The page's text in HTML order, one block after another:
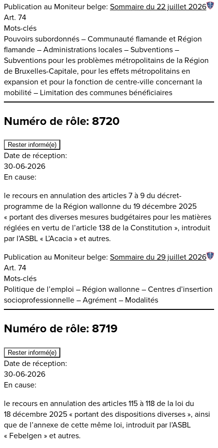
Publication au Moniteur belge: Sommaire du 22 juillet 2026
Art. 74
Mots-clés
Pouvoirs subordonnés – Communauté flamande et Région
flamande – Administrations locales – Subventions –
Subventions pour les problèmes métropolitains de la Région
de Bruxelles-Capitale, pour les effets métropolitains en
expansion et pour la fonction de centre-ville concernant la
mobilité – Limitation des communes bénéficiaires
Numéro de rôle: 8720
Rester informé(e)
Date de réception:
30-06-2026
En cause:
le recours en annulation des articles 7 à 9 du décret-
programme de la Région wallonne du 19 décembre 2025
« portant des diverses mesures budgétaires pour les matières
réglées en vertu de l’article 138 de la Constitution », introduit
par l’ASBL « L’Acacia » et autres.
Publication au Moniteur belge: Sommaire du 29 juillet 2026
Art. 74
Mots-clés
Politique de l’emploi – Région wallonne – Centres d’insertion
socioprofessionnelle – Agrément – Modalités
Numéro de rôle: 8719
Rester informé(e)
Date de réception:
30-06-2026
En cause:
le recours en annulation des articles 115 à 118 de la loi du
18 décembre 2025 « portant des dispositions diverses », ainsi
que de l’annexe de cette même loi, introduit par l’ASBL
« Febelgen » et autres.